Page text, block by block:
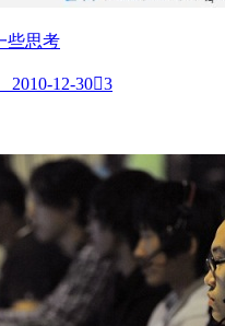
些思考
2010-12-303